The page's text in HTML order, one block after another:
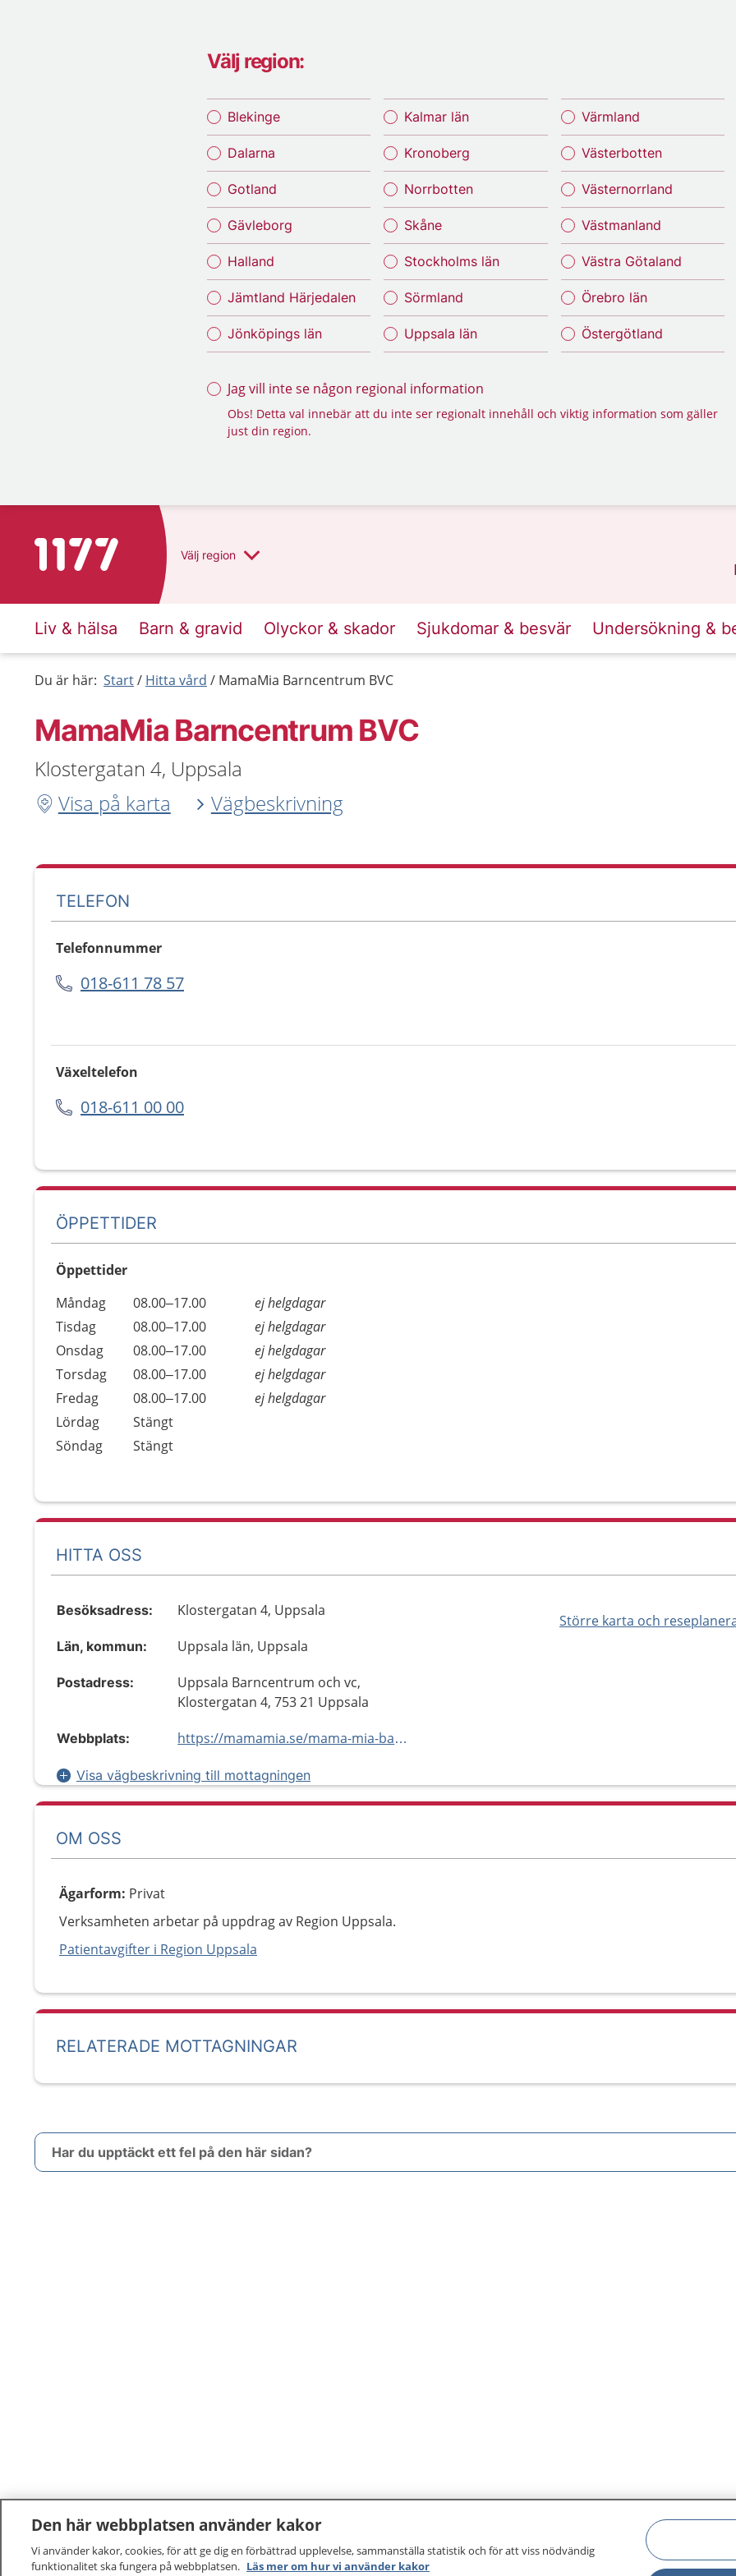
Välj region:
Blekinge
Dalarna
Gotland
Gävleborg
Halland
Jämtland Härjedalen
Jönköpings län
Kalmar län
Kronoberg
Norrbotten
Skåne
Stockholms län
Sörmland
Uppsala län
Värmland
Västerbotten
Västernorrland
Västmanland
Västra Götaland
Örebro län
Östergötland
Jag vill inte se någon regional information
Obs! Detta val innebär att du inte ser regionalt innehåll och viktig information som gäller
just din region.
Till startsidan för 1177 Välj region
Liv & hälsa Barn & gravid Olyckor & skador Sjukdomar & besvär Undersökning &
Du är här: Start Hitta vård MamaMia Barncentrum BVC
MamaMia Barncentrum BVC
Klostergatan 4, Uppsala
Visa på karta
Vägbeskrivning
TELEFON
Telefonnummer
018-611 78 57
Växeltelefon
018-611 00 00
ÖPPETTIDER
Öppettider
Dag
Öppettider
Kommentarer
Måndag 08.00–17.00
ej helgdagar
Tisdag
08.00–17.00
ej helgdagar
Onsdag
08.00–17.00
ej helgdagar
Torsdag
08.00–17.00
ej helgdagar
Fredag
08.00–17.00
ej helgdagar
Lördag
Stängt
Söndag
Stängt
HITTA OSS
Större karta och
Besöksadress: Klostergatan 4, Uppsala
Län, kommun: Uppsala län, Uppsala
Postadress:
Uppsala Barncentrum och vc,
Klostergatan 4, 753 21 Uppsala
Webbplats: https://mamamia.se/mama-mia-barncentrum
Visa vägbeskrivning till mottagningen
OM OSS
Ägarform: Privat
Verksamheten arbetar på uppdrag av Region Uppsala.
Patientavgifter i Region Uppsala
RELATERADE MOTTAGNINGAR
Har du upptäckt ett fel på den här sidan?
Den här webbplatsen använder kakor
Vi använder kakor, cookies, för att ge dig en förbättrad upplevelse, sammanställa statistik och för att viss nödvändig
funktionalitet ska fungera på webbplatsen. Läs mer om hur vi använder kakor